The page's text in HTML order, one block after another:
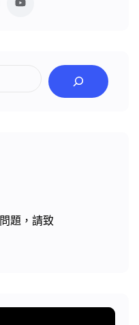
題，請致